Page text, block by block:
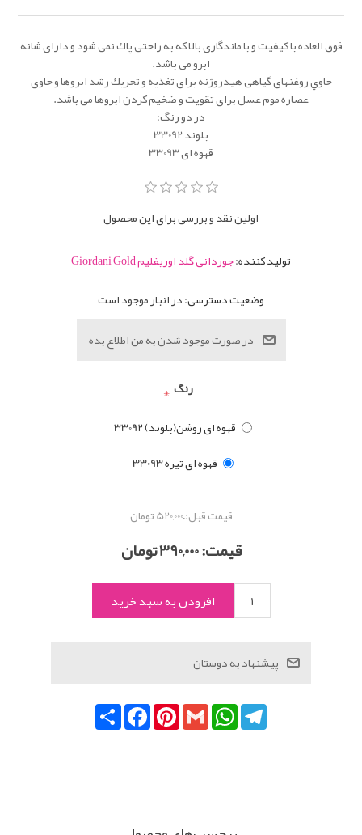
فوق العاده با كيفيت و با ماندگاری بالا كه به راحتی پاك نمی شود و دارای شانه
ابرو می باشد.
حاوي روغنهای گياهی هيدروژنه برای تغذيه و تحريك رشد ابروها و حاوی
عصاره موم عسل برای تقويت و ضخيم كردن ابروها می باشد.
در دو رنگ:
بلوند 33092
قهوه ای 33093
اولین نقد و بررسی برای این محصول
تولید کننده:جوردانی گلد اوریفلیم Giordani Gold
وضعیت دسترسی:در انبار موجود است
رنگ*
قهوه ای روشن(بلوند) 33092
قهوه ای تیره 33093
قیمت قبل:520,000 تومان
قیمت:390,000 تومان
اشتراکFacebookPinterestGmail
WhatsAppTelegram